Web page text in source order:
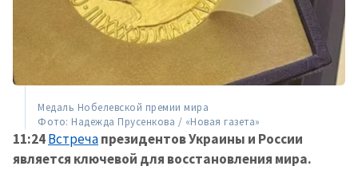
ПОДДЕРЖАТЬ
Медаль Нобелевской премии мира
Фото: Надежда Прусенкова / «Новая газета»
11:24Встречапрезидентов Украины и России
является ключевой для восстановления мира.